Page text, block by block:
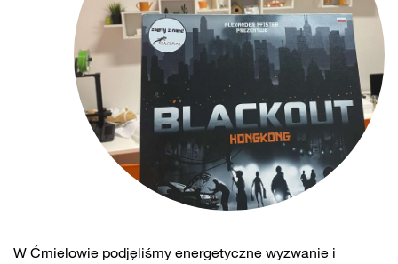
W Ćmielowie podjęliśmy energetyczne wyzwanie i